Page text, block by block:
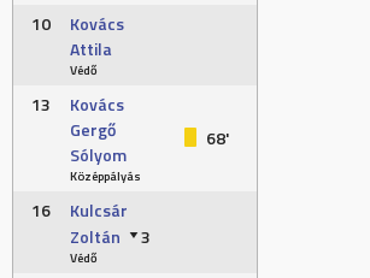
10
Kovács
Attila
Védő
13
Kovács
Gergő
Sólyom
Középpályás
68'
16
Kulcsár
Zoltán
3
Védő